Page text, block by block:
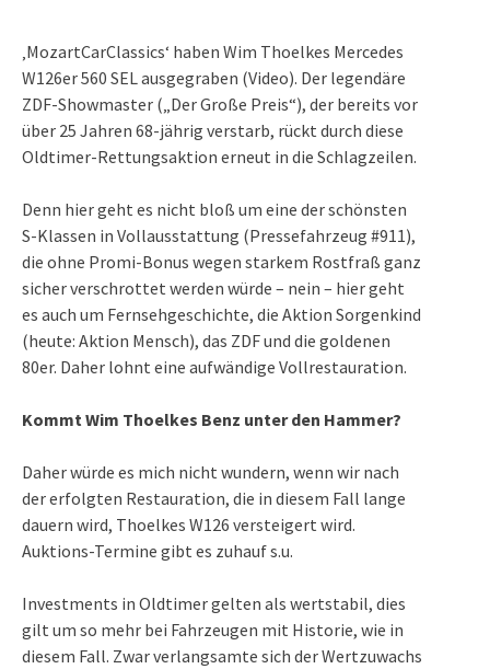
‚MozartCarClassics‘ haben Wim Thoelkes Mercedes
W126er 560 SEL ausgegraben (Video). Der legendäre
ZDF-Showmaster („Der Große Preis“), der bereits vor
über 25 Jahren 68-jährig verstarb, rückt durch diese
Oldtimer-Rettungsaktion erneut in die Schlagzeilen.
Denn hier geht es nicht bloß um eine der schönsten
S-Klassen in Vollausstattung (Pressefahrzeug #911),
die ohne Promi-Bonus wegen starkem Rostfraß ganz
sicher verschrottet werden würde – nein – hier geht
es auch um Fernsehgeschichte, die Aktion Sorgenkind
(heute: Aktion Mensch), das ZDFund die goldenen
80er. Daher lohnt eine aufwändige Vollrestauration.
Kommt Wim Thoelkes Benz unter den Hammer?
Daher würde es mich nicht wundern, wenn wir nach
der erfolgten Restauration, die in diesem Fall lange
dauern wird, Thoelkes W126 versteigert wird.
Auktions-Termine gibt es zuhauf s.u.
Investments in Oldtimer gelten als wertstabil, dies
gilt um so mehr bei Fahrzeugen mit Historie, wie in
diesem Fall. Zwar verlangsamte sich derWertzuwachs